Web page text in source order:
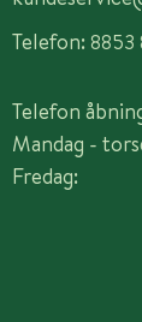
Telefon: 8853
Telefon
Mandag -
Fredag: